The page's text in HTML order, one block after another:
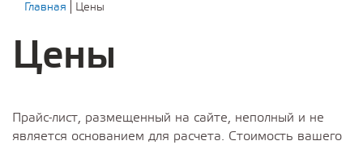
Главная Цены
Цены
Прайс-лист, размещенный на сайте, неполный и не
является основанием для расчета. Стоимость вашего